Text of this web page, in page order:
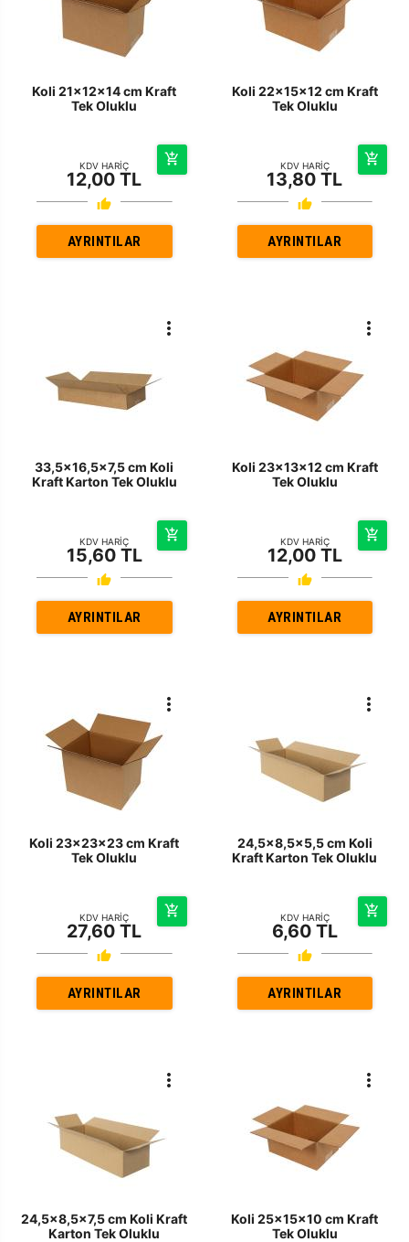
Koli 21x12x14 cm Kraft
Tek Oluklu
KDV HARİÇ
12,00 TL
AYRINTILAR
Koli 22x15x12 cm Kraft
Tek Oluklu
KDV HARİÇ
13,80 TL
AYRINTILAR
33,5x16,5x7,5 cm Koli
Kraft Karton Tek Oluklu
KDV HARİÇ
15,60 TL
AYRINTILAR
Koli 23x13x12 cm Kraft
Tek Oluklu
KDV HARİÇ
12,00 TL
AYRINTILAR
Koli 23x23x23 cm Kraft
Tek Oluklu
KDV HARİÇ
27,60 TL
AYRINTILAR
24,5x8,5x5,5 cm Koli
Kraft Karton Tek Oluklu
KDV HARİÇ
6,60 TL
AYRINTILAR
24,5x8,5x7,5 cm Koli Kraft
Karton Tek Oluklu
Koli 25x15x10 cm Kraft
Tek Oluklu